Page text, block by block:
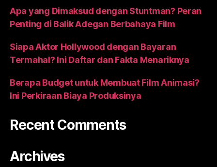
Apa yang Dimaksud dengan Stuntman? Peran
Penting di Balik Adegan Berbahaya Film
Siapa Aktor Hollywood dengan Bayaran
Termahal? Ini Daftar dan Fakta Menariknya
Berapa Budget untuk Membuat Film Animasi?
Ini Perkiraan Biaya Produksinya
Recent Comments
Archives